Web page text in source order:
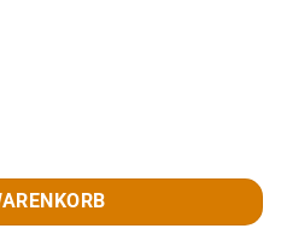
uni Menge